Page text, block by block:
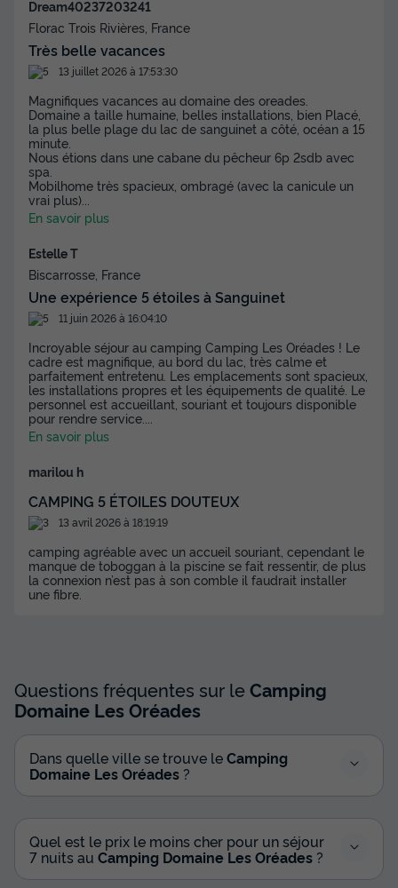
MOBILHOME 6 personnes - Cottage Pyla 4
Pièces 6 Personnes Climatisé + TV
Annulation gratuite
Surface
40m² 6
Chambres
3 1
Terrasse semi-couverte
Cafetière
Personnes Climatisé + TV
du25/10/2026au
Meilleur prix pour 7 nuits
Modifier les dates
379 €
Voir les disponibilités
MOBILHOME 6 personnes - Cabane de
Surface
40m²
Adultes
6
Chambres Salle de bain
Climatisation Animaux autorisés *
Cafetière
Lave-vaisselle
Congélateur
+ 7
Personnes Climatisé + TV
du13/09/2026au20/09/2026
Modifier les dates
Dream40237203241
Florac Trois Rivières, France
Très belle vacances
13 juillet 2026 à 17:53:30
Magnifiques vacances au domaine des oreades.
Domaine a taille humaine, belles installations, bien Placé,
la plus belle plage du lac de sanguinet a côté, océan a 15
minute.
Nous étions dans une cabane du pêcheur 6p 2sdb avec
spa.
Mobilhome très spacieux, ombragé (avec la canicule un
vrai plus)
En savoir plus
Estelle T
Biscarrosse, France
Une expérience 5 étoiles à Sanguinet
11 juin 2026 à 16:04:10
Incroyable séjour au camping Camping Les Oréades ! Le
cadre est magnifique, au bord du lac, très calme et
parfaitement entretenu. Les emplacements sont spacieux,
les installations propres et les équipements de qualité. Le
personnel est accueillant, souriant et toujours disponible
pour rendre service.
En savoir plus
marilou h
CAMPING 5 ÉTOILES DOUTEUX
13 avril 2026 à 18:19:19
camping agréable avec un accueil souriant, cependant le
manque de toboggan à la piscine se fait ressentir, de plus
la connexion n’est pas à son comble il faudrait installer
une fibre.
Questions fréquentes sur leCamping
Domaine Les Oréades
Dans quelle ville se trouve leCamping
Domaine Les Oréades ?
Quel est le prix le moins cher pour un séjour
7 nuits au Camping Domaine Les Oréades ?